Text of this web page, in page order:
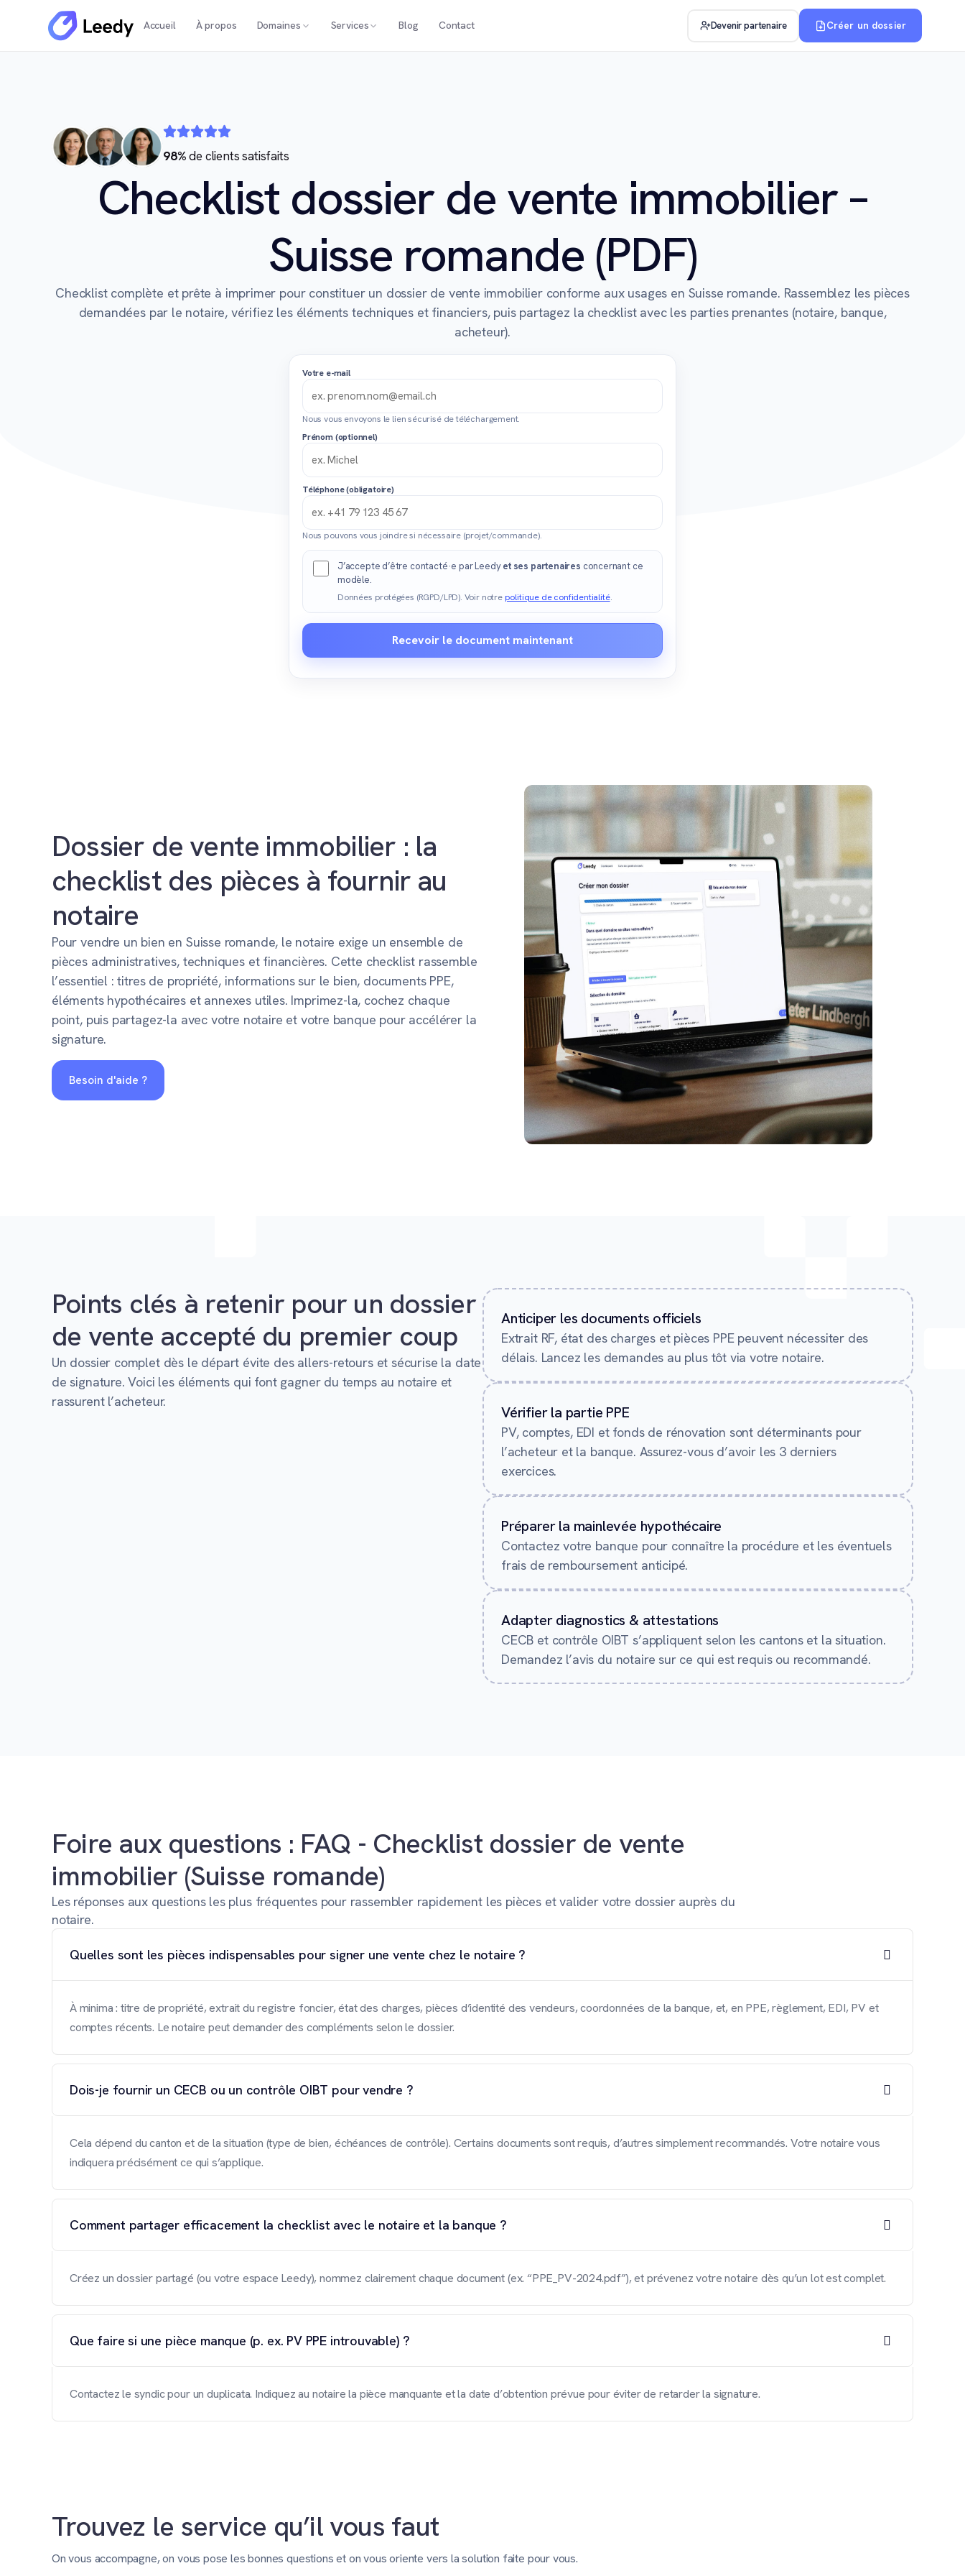
Accueil À propos Domaines Services Blog Contact Devenir partenaire Créer un dossier
98%de clients satisfaits
Checklist dossier de vente immobilier –
Suisse romande (PDF)
Checklist complète et prête à imprimer pour constituer un dossier de vente immobilier conforme aux usages en Suisse romande. Rassemblez les pièces
demandées par le notaire, vérifiez les éléments techniques et financiers, puis partagez la checklist avec les parties prenantes (notaire, banque,
acheteur).
Votre e-mail
Nous vous envoyons le lien sécurisé de téléchargement.
Prénom (optionnel)
Téléphone (obligatoire)
Nous pouvons vous joindre si nécessaire (projet/commande).
J’accepte d’être contacté·e par Leedyet ses partenaires concernant ce
modèle.
Données protégées (RGPD/LPD). Voir notre politique de confidentialité.
Recevoir le document maintenant
Dossier de vente immobilier : la
checklist des pièces à fournir au
notaire
Pour vendre un bien en Suisse romande, le notaire exige un ensemble de
pièces administratives, techniques et financières. Cette checklist rassemble
l’essentiel : titres de propriété, informations sur le bien, documents PPE,
éléments hypothécaires et annexes utiles. Imprimez-la, cochez chaque
point, puis partagez-la avec votre notaire et votre banque pour accélérer la
signature.
Besoin d'aide ?
Points clés à retenir pour un dossier
de vente accepté du premier coup
Un dossier complet dès le départ évite des allers-retours et sécurise la date
de signature. Voici les éléments qui font gagner du temps au notaire et
rassurent l’acheteur.
Anticiper les documents officiels
Extrait RF, état des charges et pièces PPE peuvent nécessiter des
délais. Lancez les demandes au plus tôt via votre notaire.
Vérifier la partie PPE
PV, comptes, EDI et fonds de rénovation sont déterminants pour
l’acheteur et la banque. Assurez-vous d’avoir les 3 derniers
exercices.
Préparer la mainlevée hypothécaire
Contactez votre banque pour connaître la procédure et les éventuels
frais de remboursement anticipé.
Adapter diagnostics & attestations
CECB et contrôle OIBT s’appliquent selon les cantons et la situation.
Demandez l’avis du notaire sur ce qui est requis ou recommandé.
Foire aux questions : FAQ - Checklist dossier de vente
immobilier (Suisse romande)
Les réponses aux questions les plus fréquentes pour rassembler rapidement les pièces et valider votre dossier auprès du
notaire.
Quelles sont les pièces indispensables pour signer une vente chez le notaire ?
À minima : titre de propriété, extrait du registre foncier, état des charges, pièces d’identité des vendeurs, coordonnées de la banque, et, en PPE, règlement, EDI, PV et
comptes récents. Le notaire peut demander des compléments selon le dossier.
Dois-je fournir un CECB ou un contrôle OIBT pour vendre ?
Cela dépend du canton et de la situation (type de bien, échéances de contrôle). Certains documents sont requis, d’autres simplement recommandés. Votre notaire vous
indiquera précisément ce qui s’applique.
Comment partager efficacement la checklist avec le notaire et la banque ?
Créez un dossier partagé (ou votre espace Leedy), nommez clairement chaque document (ex. “PPE_PV-2024.pdf”), et prévenez votre notaire dès qu’un lot est complet.
Que faire si une pièce manque (p. ex. PV PPE introuvable) ?
Contactez le syndic pour un duplicata. Indiquez au notaire la pièce manquante et la date d’obtention prévue pour éviter de retarder la signature.
Trouvez le service qu’il vous faut
On vous accompagne, on vous pose les bonnes questions et on vous oriente vers la solution faite pour vous.